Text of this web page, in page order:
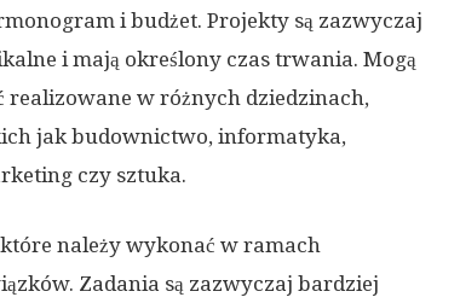
i budżet. Projekty są zazwyczaj
i mają określony czas trwania. Mogą
realizowane w różnych dziedzinach,
jak budownictwo, informatyka,
czy sztuka.
należy wykonać w ramach
Zadania są zazwyczaj bardziej